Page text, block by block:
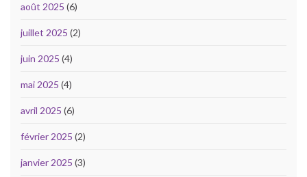
août 2025 (6)
juillet 2025 (2)
juin 2025 (4)
mai 2025 (4)
avril 2025 (6)
février 2025 (2)
janvier 2025 (3)